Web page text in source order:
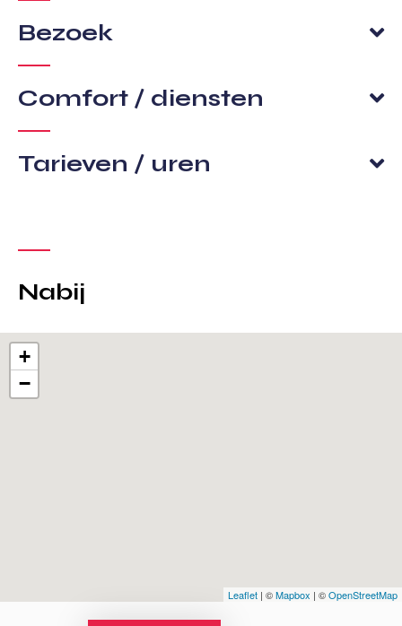
Bezoek
Comfort / diensten
Tarieven / uren
Nabij
+
−
Leaflet | ©Mapbox | ©OpenStreetMap